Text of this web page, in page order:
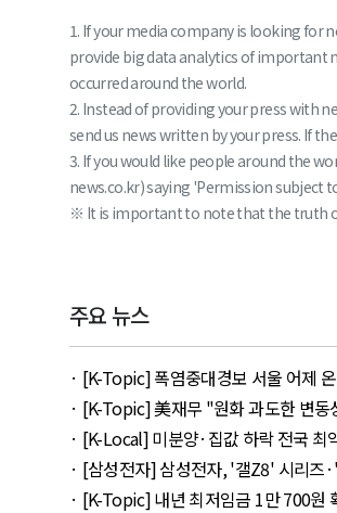
1. If your media company is looking for
provide big data analytics of important
occurred around the world.
2. Instead of providing your press with
send us news written by your press. If
3. If you would like people around the
news.co.kr) saying 'Permission subject
※ It is important to note that the truth
주요 뉴스
· [K-Topic] 폭염중대경보 서울 어제
· [K-Topic] 美재무 "원화 과도한 변
· [K-Local] 미분양·집값 하락 전국
· [삼성전자] 삼성전자, '갤Z8' 시리즈
· [K-Topic] 내년 최저임금 1만 700